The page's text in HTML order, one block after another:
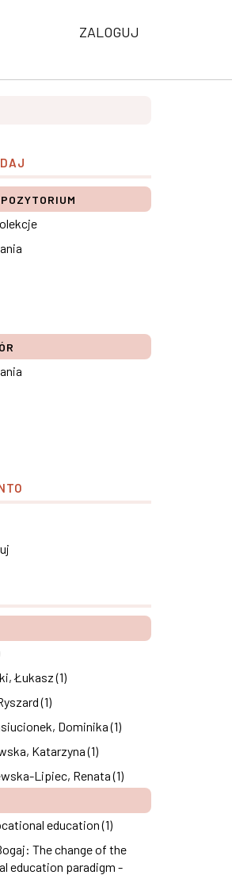
ZALOGUJ
×
Łukasz (1)
(1)
Dominika (1)
Katarzyna (1)
Lipiec, Renata (1)
education (1)
The change of the
education paradigm -